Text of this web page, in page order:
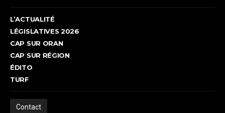
L’ACTUALITÉ
LÉGISLATIVES 2026
CAP SUR ORAN
CAP SUR RÉGION
ÉDITO
TURF
Contact